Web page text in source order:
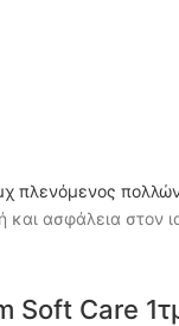
Soft Care